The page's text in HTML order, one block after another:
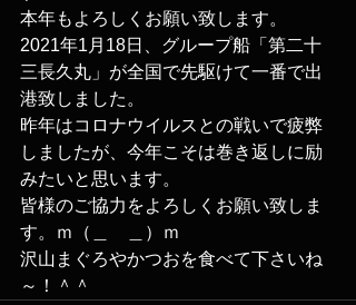
本年もよろしくお願い致します。
2021年1月18日、グループ船「第二十
三長久丸」が全国で先駆けて一番で出
港致しました。
昨年はコロナウイルスとの戦いで疲弊
しましたが、今年こそは巻き返しに励
みたいと思います。
皆様のご協力をよろしくお願い致しま
す。ｍ（＿　＿）ｍ
沢山まぐろやかつおを食べて下さいね
～！＾＾